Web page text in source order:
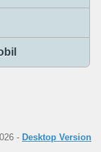
- Desktop Version